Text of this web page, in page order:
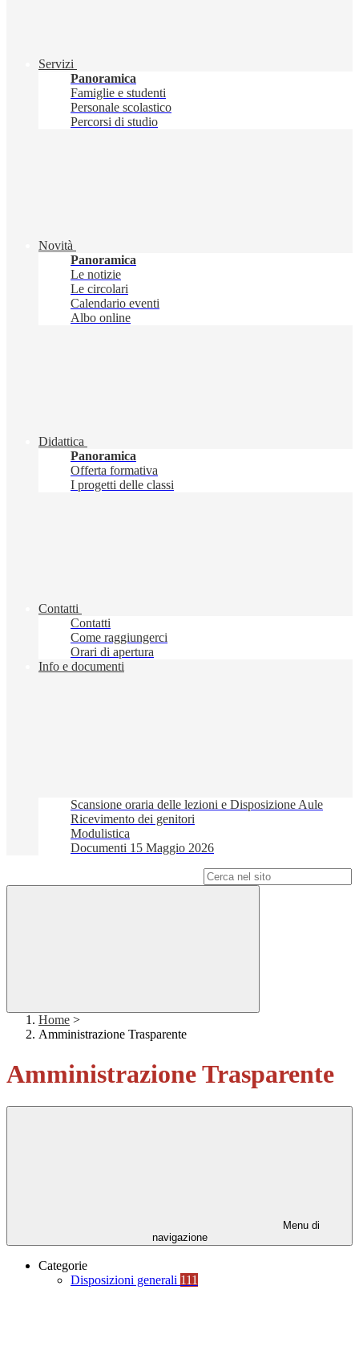
Servizi
Panoramica
Famiglie e studenti
Personale scolastico
Percorsi di studio
Novità
Panoramica
Le notizie
Le circolari
Calendario eventi
Albo online
Didattica
Panoramica
Offerta formativa
I progetti delle classi
Contatti
Contatti
Come raggiungerci
Orari di apertura
Info e documenti
Scansione oraria delle lezioni e Disposizione Aule
Ricevimento dei genitori
Modulistica
Documenti 15 Maggio 2026
Home >
Amministrazione Trasparente
Amministrazione Trasparente
Menu di
navigazione
Categorie
Disposizioni generali 111